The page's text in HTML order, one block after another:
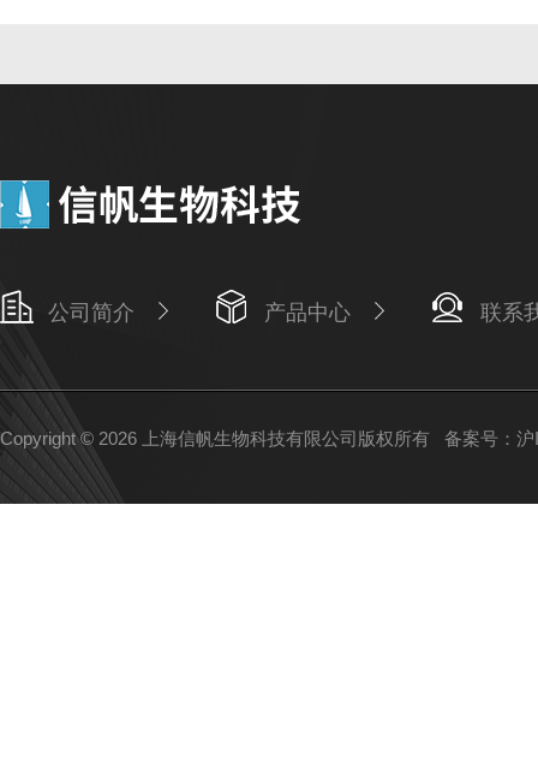
公司简介 产品中心 联系
Copyright © 2026 上海信帆生物科技有限公司版权所有 备案号：